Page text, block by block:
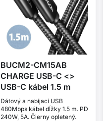
BUCM2-CM15AB
CHARGE USB-C <>
USB-C kábel 1.5 m
Dátový a nabíjací USB
480Mbps kábel dĺžky 1.5 m. PD
240W, 5A. Čierny opletený.